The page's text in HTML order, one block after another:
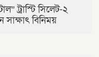
ট্রাস্টি সিলেট-২
বিনিময়